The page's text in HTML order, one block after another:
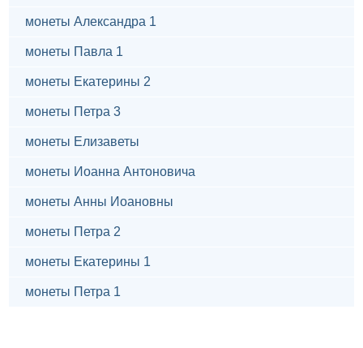
монеты Александра 1
монеты Павла 1
монеты Екатерины 2
монеты Петра 3
монеты Елизаветы
монеты Иоанна Антоновича
монеты Анны Иоановны
монеты Петра 2
монеты Екатерины 1
монеты Петра 1